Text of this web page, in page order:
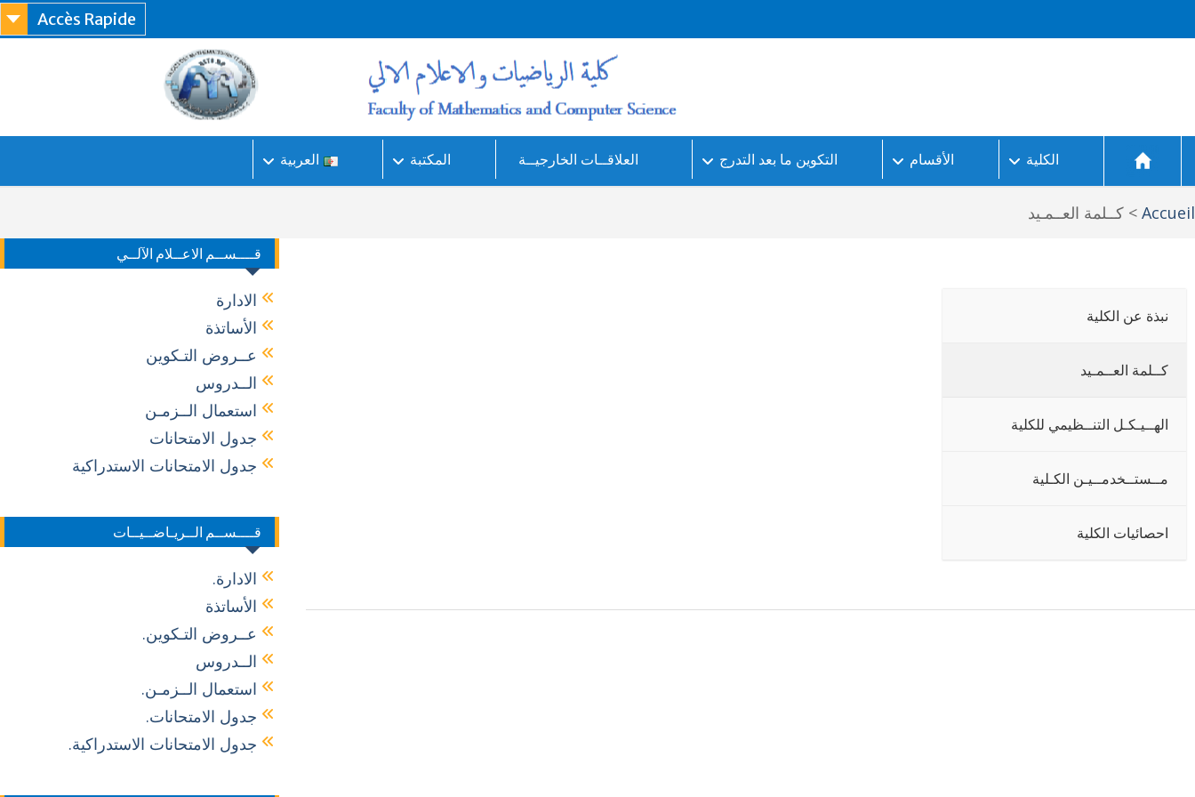
Accès Rapide
الكلية الأقسام التكوين ما بعد التدرج العلاقــات الخارجيــة المكتبة العربية
Accueil
> كــلمة العــمـيد
نبذة عن الكلية
كــلمة العــمـيد
الهــيـكـل التنــظيمي للكلية
مــستــخدمــيـن الكـلية
احصائيات الكلية
قــــســم الاعــلام الآلــي
الادارة
الأساتذة
عــروض التـكوين
الــدروس
استعمال الــزمـن
جدول الامتحانات
جدول الامتحانات الاستدراكية
قــــســم الــريـاضــيــات
الادارة.
الأساتذة
عــروض التـكوين.
الــدروس
استعمال الــزمـن.
جدول الامتحانات.
جدول الامتحانات الاستدراكية.